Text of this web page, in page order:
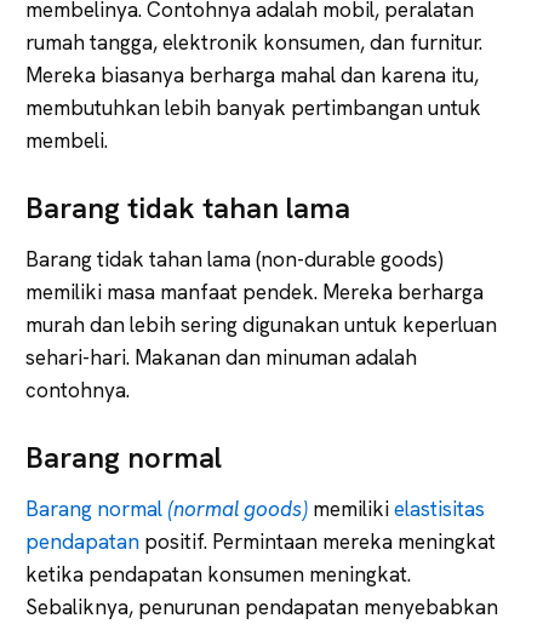
membelinya. Contohnya adalah mobil, peralatan
rumah tangga, elektronik konsumen, dan furnitur.
Mereka biasanya berharga mahal dan karena itu,
membutuhkan lebih banyak pertimbangan untuk
membeli.
Barang tidak tahan lama
Barang tidak tahan lama (non-durable goods)
memiliki masa manfaat pendek. Mereka berharga
murah dan lebih sering digunakan untuk keperluan
sehari-hari. Makanan dan minuman adalah
contohnya.
Barang normal
Barang normal (normal goods) memilikielastisitas
pendapatan positif. Permintaan mereka meningkat
ketika pendapatan konsumen meningkat.
Sebaliknya, penurunan pendapatan menyebabkan